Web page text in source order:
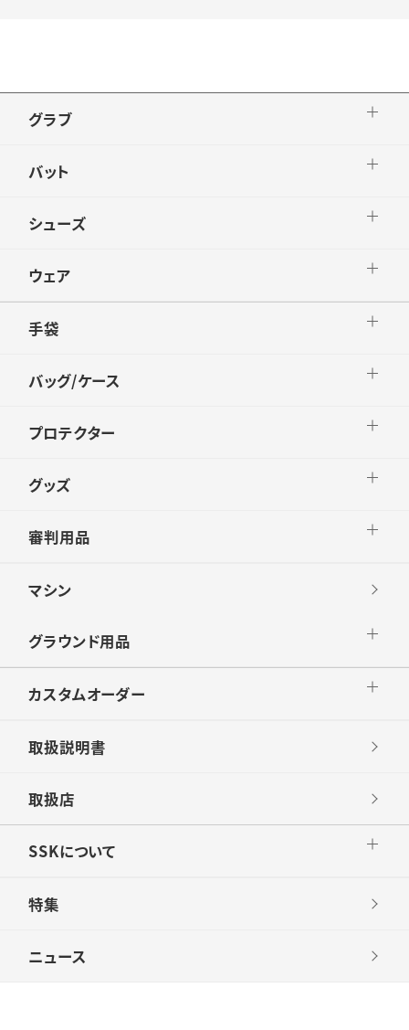
グラブ
バット
シューズ
ウェア
手袋
バッグ/ケース
プロテクター
グッズ
審判用品
マシン
グラウンド用品
カスタムオーダー
取扱説明書
取扱店
SSKについて
特集
ニュース